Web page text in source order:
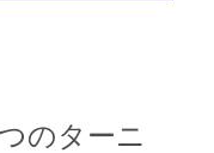
のターニ